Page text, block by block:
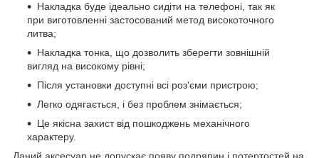
Накладка буде ідеально сидіти на телефоні, так як
при виготовленні застосований метод високоточного
литва;
Накладка тонка, що дозволить зберегти зовнішній
вигляд на високому рівні;
Після установки доступні всі роз'єми пристрою;
Легко одягається, і без проблем знімається;
Це якісна захист від пошкоджень механічного
характеру.